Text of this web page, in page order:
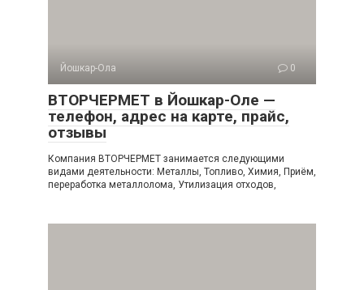
Йошкар-Ола 0
ВТОРЧЕРМЕТ в Йошкар-Оле —
телефон, адрес на карте, прайс,
отзывы
Компания ВТОРЧЕРМЕТ занимается следующими
видами деятельности: Металлы, Топливо, Химия, Приём,
переработка металлолома, Утилизация отходов,